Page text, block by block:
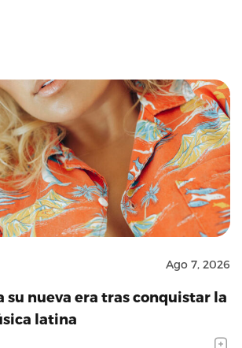
Ago 7, 2026
su nueva era tras conquistar la
latina